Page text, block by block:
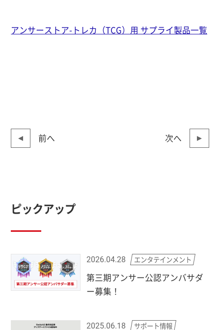
アンサーストア-トレカ（TCG）用 サプライ製品一覧
前へ 次へ
ピックアップ
2026.04.28 エンタテインメント
第三期アンサー公認アンバサダ
ー募集！
2025.06.18 サポート情報